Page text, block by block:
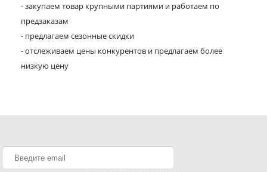
- закупаем товар крупными партиями и работаем по
предзаказам
- предлагаем сезонные скидки
- отслеживаем цены конкурентов и предлагаем более
низкую цену